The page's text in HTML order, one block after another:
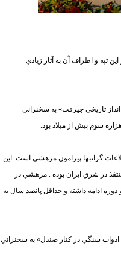
تپه و اطراف آن به آثار زيادي
تاريخي جيرفت» به سخنراني
سوم پيش از ميلاد بود.
گرانبها پيرامون مرهشي است. اين
در شرق ايران بوده . مرهشي در
ادامه داشته و حداقل پانصد سال به
ادوات سنگي در كنار صندل» به سخنراني